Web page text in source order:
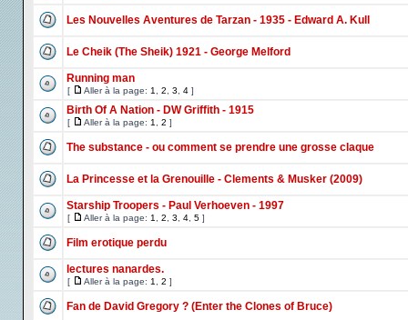
Les Nouvelles Aventures de Tarzan - 1935 - Edward A. Kull
Le Cheik (The Sheik) 1921 - George Melford
Running man
[ Aller à la page: 1 2 3 4 ]
Birth Of A Nation - DW Griffith - 1915
[ Aller à la page: 1 2 ]
The substance - ou comment se prendre une grosse claque
La Princesse et la Grenouille - Clements & Musker (2009)
Starship Troopers - Paul Verhoeven - 1997
[ Aller à la page: 1 2 3 4 5 ]
Film erotique perdu
lectures nanardes.
[ Aller à la page: 1 2 ]
Fan de David Gregory ? (Enter the Clones of Bruce)